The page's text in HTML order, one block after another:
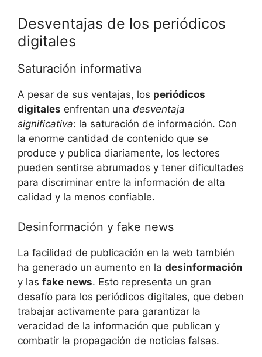
Desventajas de los periódicos
digitales
Saturación informativa
A pesar de sus ventajas, los periódicos
digitales enfrentan una desventaja
significativa: la saturación de información. Con
la enorme cantidad de contenido que se
produce y publica diariamente, los lectores
pueden sentirse abrumados y tener dificultades
para discriminar entre la información de alta
calidad y la menos confiable.
Desinformación y fake news
La facilidad de publicación en la web también
ha generado un aumento en la desinformación
y las fake news. Esto representa un gran
desafío para los periódicos digitales, que deben
trabajar activamente para garantizar la
veracidad de la información que publican y
combatir la propagación de noticias falsas.